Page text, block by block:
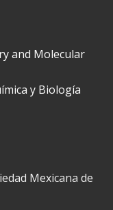
and Molecular
y Biología
Mexicana de